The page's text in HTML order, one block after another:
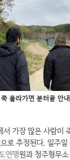
올라가면 분터골 안
서 가장 많은 사람이
로 추정된다. 일주
연맹원과 청주형무